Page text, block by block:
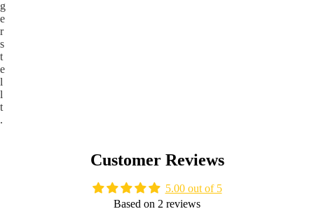
g
e
r
s
t
e
l
l
t
.
Customer Reviews
5.00 out of 5
Based on 2 reviews